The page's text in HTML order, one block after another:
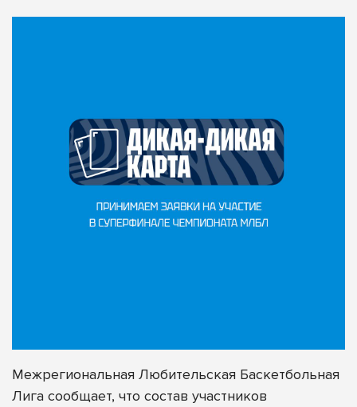
Межрегиональная Любительская Баскетбольная
Лига сообщает, что состав участников